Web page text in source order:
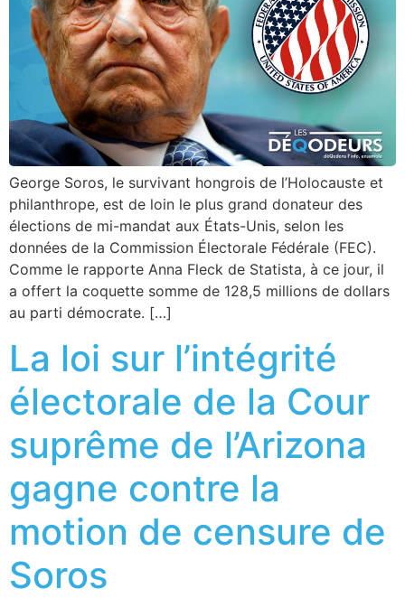
George Soros, le survivant hongrois de l’Holocauste et
philanthrope, est de loin le plus grand donateur des
élections de mi-mandat aux États-Unis, selon les
données de la Commission Électorale Fédérale (FEC).
Comme le rapporte Anna Fleck de Statista, à ce jour, il
a offert la coquette somme de 128,5 millions de dollars
au parti démocrate. […]
La loi sur l’intégrité
électorale de la Cour
suprême de l’Arizona
gagne contre la
motion de censure de
Soros